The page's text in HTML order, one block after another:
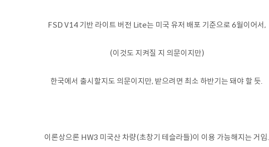
FSD V14 기반 라이트 버전 Lite는 미국 유저 배포 기준으로 6월이어서,
(이것도 지켜질 지 의문이지만)
한국에서 출시할지도 의문이지만, 받으려면 최소 하반기는 돼야 할 듯.
이론상으론 HW3 미국산 차량(초창기 테슬라들)이 이용 가능해지는 거임.